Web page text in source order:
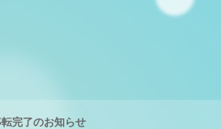
完了のお知らせ